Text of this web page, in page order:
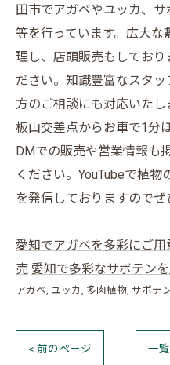
田市でアガベやユッカ、
等を行っています。広大
理し、店頭販売もしてお
ださい。知識豊富なスタ
方のご相談にも対応いた
板山交差点からお車で1分
DMでの販売や営業情報も
ください。YouTubeで植
を発信しておりますのでぜ
愛知でアガベを多彩にご用
売 愛知で多彩なサボテン
アガベ ユッカ 多肉植物 サボテ
< 前のページ 一